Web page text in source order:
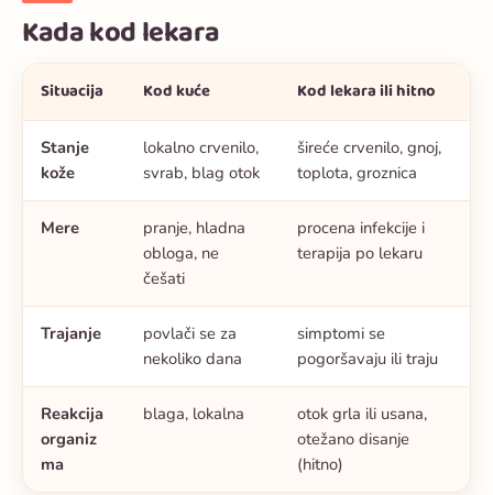
Kada kod lekara
Situacija Kod kuće Kod lekara ili hitno
Stanje
kože
lokalno crvenilo,
svrab, blag otok
šireće crvenilo, gnoj,
toplota, groznica
Mere
pranje, hladna
obloga, ne
češati
procena infekcije i
terapija po lekaru
Trajanje
povlači se za
nekoliko dana
simptomi se
pogoršavaju ili traju
Reakcija
organiz
ma
blaga, lokalna
otok grla ili usana,
otežano disanje
(hitno)